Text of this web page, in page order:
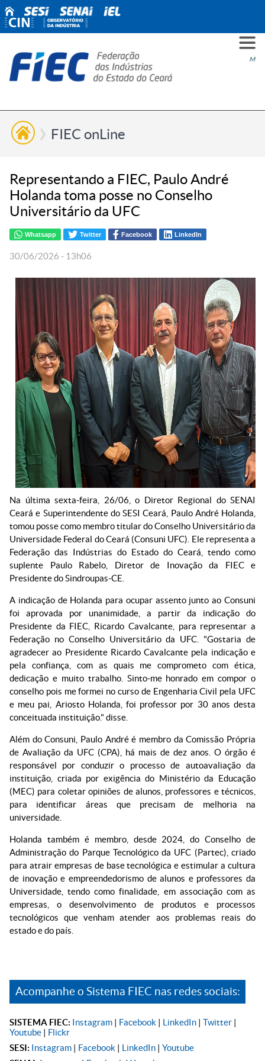
Menu
VOCÊ
ESG
NÓS
FIEC onLine
Representando a FIEC, Paulo André
Holanda toma posse no Conselho
Universitário da UFC
Whatsapp Twitter Facebook LinkedIn
30/06/2026 - 13h06
Na última sexta-feira, 26/06, o Diretor Regional do SENAI
Ceará e Superintendente do SESI Ceará, Paulo André Holanda,
tomou posse como membro titular do Conselho Universitário da
Universidade Federal do Ceará (Consuni UFC). Ele representa a
Federação das Indústrias do Estado do Ceará, tendo como
suplente Paulo Rabelo, Diretor de Inovação da FIEC e
Presidente do Sindroupas-CE.
A indicação de Holanda para ocupar assento junto ao Consuni
foi aprovada por unanimidade, a partir da indicação do
Presidente da FIEC, Ricardo Cavalcante, para representar a
Federação no Conselho Universitário da UFC. "Gostaria de
agradecer ao Presidente Ricardo Cavalcante pela indicação e
pela confiança, com as quais me comprometo com ética,
dedicação e muito trabalho. Sinto-me honrado em compor o
conselho pois me formei no curso de Engenharia Civil pela UFC
e meu pai, Ariosto Holanda, foi professor por 30 anos desta
conceituada instituição." disse.
Além do Consuni, Paulo André é membro da Comissão Própria
de Avaliação da UFC (CPA), há mais de dez anos. O órgão é
responsável por conduzir o processo de autoavaliação da
instituição, criada por exigência do Ministério da Educação
(MEC) para coletar opiniões de alunos, professores e técnicos,
para identificar áreas que precisam de melhoria na
universidade.
Holanda também é membro, desde 2024, do Conselho de
Administração do Parque Tecnológico da UFC (Partec), criado
para atrair empresas de base tecnológica e estimular a cultura
de inovação e empreendedorismo de alunos e professores da
Universidade, tendo como finalidade, em associação com as
empresas, o desenvolvimento de produtos e processos
tecnológicos que venham atender aos problemas reais do
estado e do país.
Acompanhe o Sistema FIEC nas redes sociais:
SISTEMA FIEC: Instagram | Facebook | LinkedIn | Twitter |
Youtube | Flickr
SESI: Instagram | Facebook | LinkedIn | Youtube